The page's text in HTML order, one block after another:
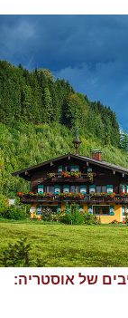
של אוסטריה: